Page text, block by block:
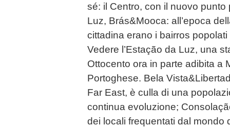
sé: il Centro, con il nuovo punto
Luz, Brás&Mooca: all’epoca
cittadina erano i bairros
Vedere l’Estação da Luz, una
Ottocento ora in parte adibita a
Portoghese. Bela
Far East, è culla di una
continua evoluzione;
dei locali frequentati dal mondo